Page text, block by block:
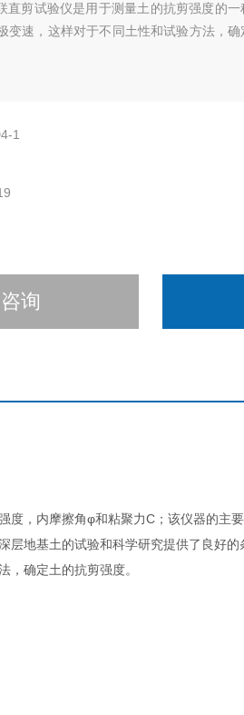
直剪试验仪是用于测量土的抗剪强度的
变速，这样对于不同土性和试验方法，
1
询
度，内摩擦角φ和粘聚力C ； 该仪器的主
层地基土的试验和科学研究提供了良好
，确定土的抗剪强度。